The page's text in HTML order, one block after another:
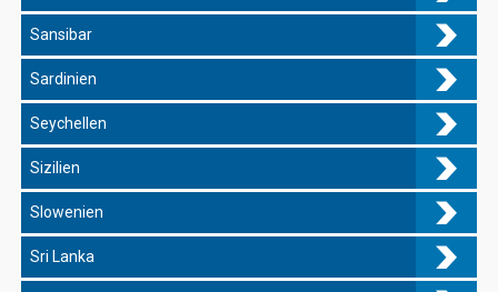
Sansibar
Sardinien
Seychellen
Sizilien
Slowenien
Sri Lanka